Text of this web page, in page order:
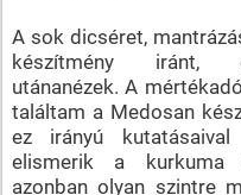
A sok dicséret,
készítmény iránt,
utánanézek. A
találtam a Medosan
ez irányú
elismerik a kurkuma
azonban olyan szintre